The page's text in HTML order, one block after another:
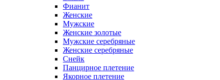
Фианит
Женские
Мужские
Женские золотые
Мужские серебряные
Женские серебряные
Снейк
Панцирное плетение
Якорное плетение